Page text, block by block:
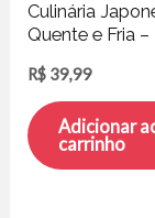
Culinária
Quente e Fria
R$ 39,99
Adicionar
carrinho